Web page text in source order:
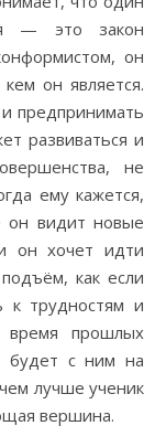
— это закон
он
он является.
предпринимать
развиваться и
не
ему кажется,
он видит новые
он хочет идти
как если
к трудностям и
время прошлых
будет с ним на
лучше ученик
вершина.